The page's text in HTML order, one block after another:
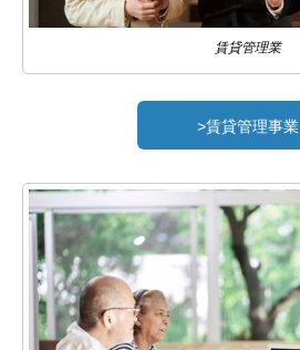
賃貸管理業
>賃貸管理事業